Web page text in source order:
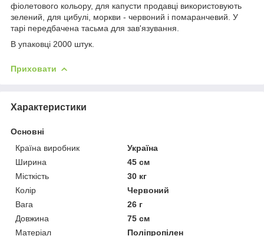
фіолетового кольору, для капусти продавці використовують
зелений, для цибулі, моркви - червоний і помаранчевий. У
тарі передбачена тасьма для зав'язування.
В упаковці 2000 штук.
Приховати
Характеристики
Основні
Країна виробник
Україна
Ширина
45 см
Місткість
30 кг
Колір
Червоний
Вага
26 г
Довжина
75 см
Матеріал
Поліпропілен